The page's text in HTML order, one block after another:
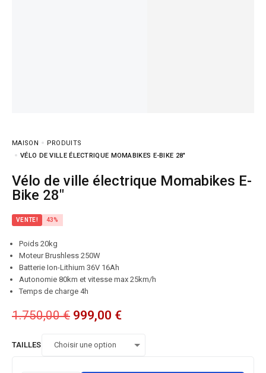
MAISON
PRODUITS
VÉLO DE VILLE ÉLECTRIQUE MOMABIKES E-BIKE 28″
Vélo de ville électrique Momabikes E-
Bike 28″
VENTE! 43%
Poids 20kg
Moteur Brushless 250W
Batterie Ion-Lithium 36V 16Ah
Autonomie 80km et vitesse max 25km/h
Temps de charge 4h
1.750,00€ 999,00 €
TAILLES